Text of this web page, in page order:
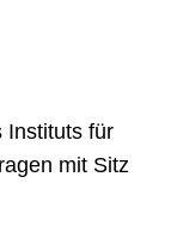
Instituts für
mit Sitz